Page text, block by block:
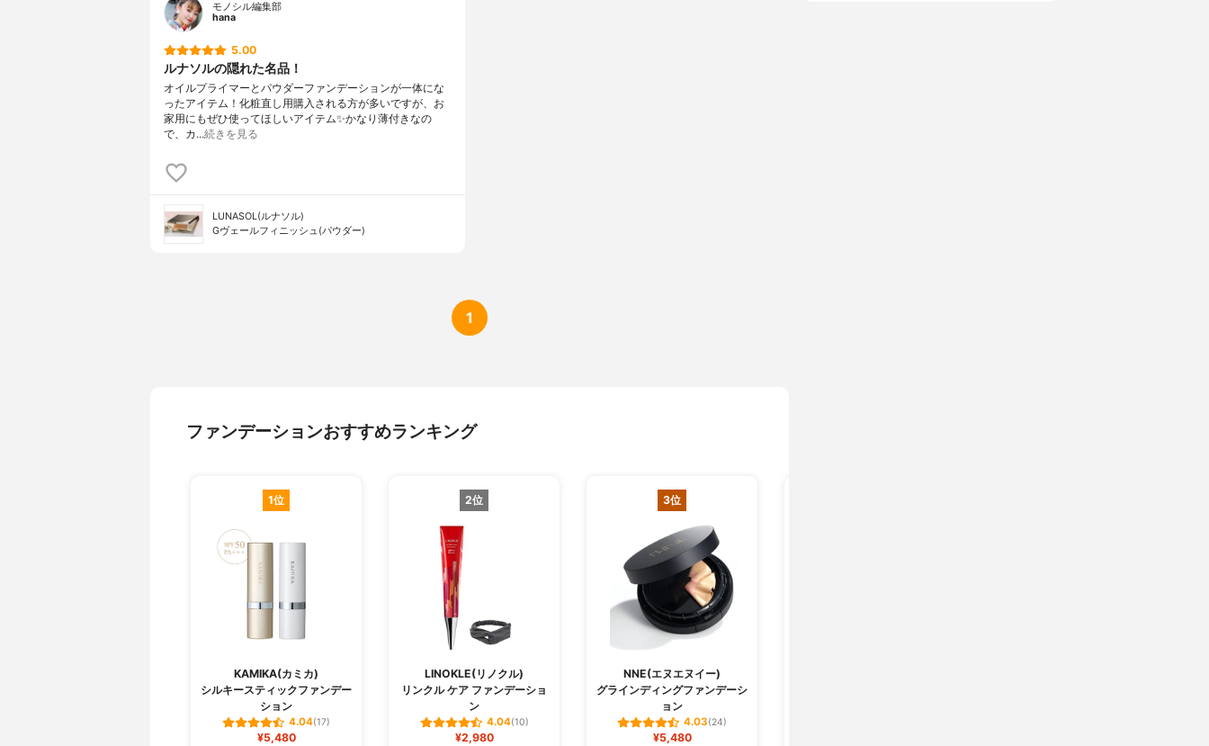
モノシル編集部
hana
5.00
ルナソルの隠れた名品！
オイルプライマーとパウダーファンデーションが一体にな
ったアイテム！化粧直し用購入される方が多いですが、お
家用にもぜひ使ってほしいアイテム✨かなり薄付きなの
で、カ…続きを見る
LUNASOL(ルナソル)
Gヴェールフィニッシュ(パウダー)
1
ファンデーションおすすめランキング
1位
KAMIKA(カミカ)
シルキースティックファンデー
ション
4.04(17)
¥5,480
2位
LINOKLE(リノクル)
リンクル ケア ファンデーショ
ン
4.04(10)
¥2,980
3位
NNE(エヌエヌイー)
グラインディングファンデーシ
ョン
4.03(24)
¥5,480